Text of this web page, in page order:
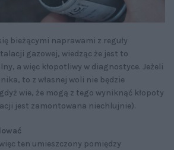
bieżącymi naprawami z reguły
gazowej, wiedząc że jest to
a więc kłopotliwy w diagnostyce. Jeżeli
to z własnej woli nie będzie
wie, że mogą z tego wyniknąć kłopoty
jest zamontowana niechlujnie).
ten umieszczony pomiędzy